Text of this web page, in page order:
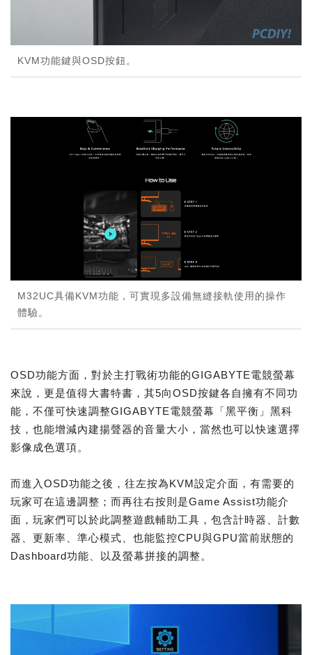
KVM功能鍵與OSD按鈕。
M32UC具備KVM功能，可實現多設備無縫接軌使用的操作
體驗。
OSD功能方面，對於主打戰術功能的GIGABYTE電競螢幕
來說，更是值得大書特書，其5向OSD按鍵各自擁有不同功
能，不僅可快速調整GIGABYTE電競螢幕「黑平衡」黑科
技，也能增減內建揚聲器的音量大小，當然也可以快速選擇
影像成色選項。
而進入OSD功能之後，往左按為KVM設定介面，有需要的
玩家可在這邊調整；而再往右按則是Game Assist功能介
面，玩家們可以於此調整遊戲輔助工具，包含計時器、計數
器、更新率、準心模式、也能監控CPU與GPU當前狀態的
Dashboard功能、以及螢幕拼接的調整。